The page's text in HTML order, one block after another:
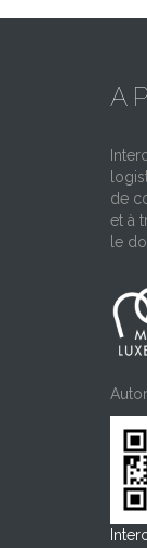
A
de
et à
le